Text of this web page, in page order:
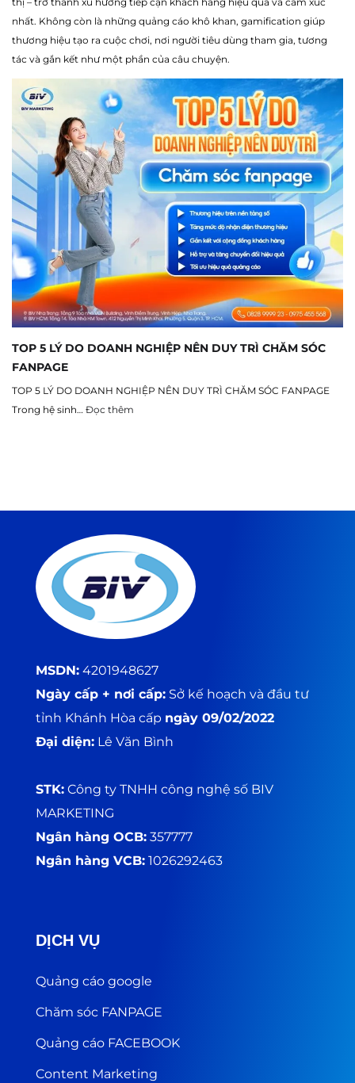
nhất. Không còn là những quảng cáo khô khan, gamification giúp
thương hiệu tạo ra cuộc chơi, nơi người tiêu dùng tham gia, tương
tác và gắn kết như một phần của câu chuyện.
TOP 5 LÝ DO DOANH NGHIỆP NÊN DUY TRÌ CHĂM SÓC
FANPAGE
TOP 5 LÝ DO DOANH NGHIỆP NÊN DUY TRÌ CHĂM SÓC FANPAGE
Trong hệ sinh… Đọc thêm
MSDN: 4201948627
Ngày cấp + nơi cấp: Sở kế hoạch và đầu tư
tỉnh Khánh Hòa cấp ngày 09/02/2022
Đại diện: Lê Văn Bình
STK: Công ty TNHH công nghệ số BIV
MARKETING
Ngân hàng OCB: 357777
Ngân hàng VCB: 1026292463
DỊCH VỤ
Quảng cáo google
Chăm sóc FANPAGE
Quảng cáo FACEBOOK
Content Marketing